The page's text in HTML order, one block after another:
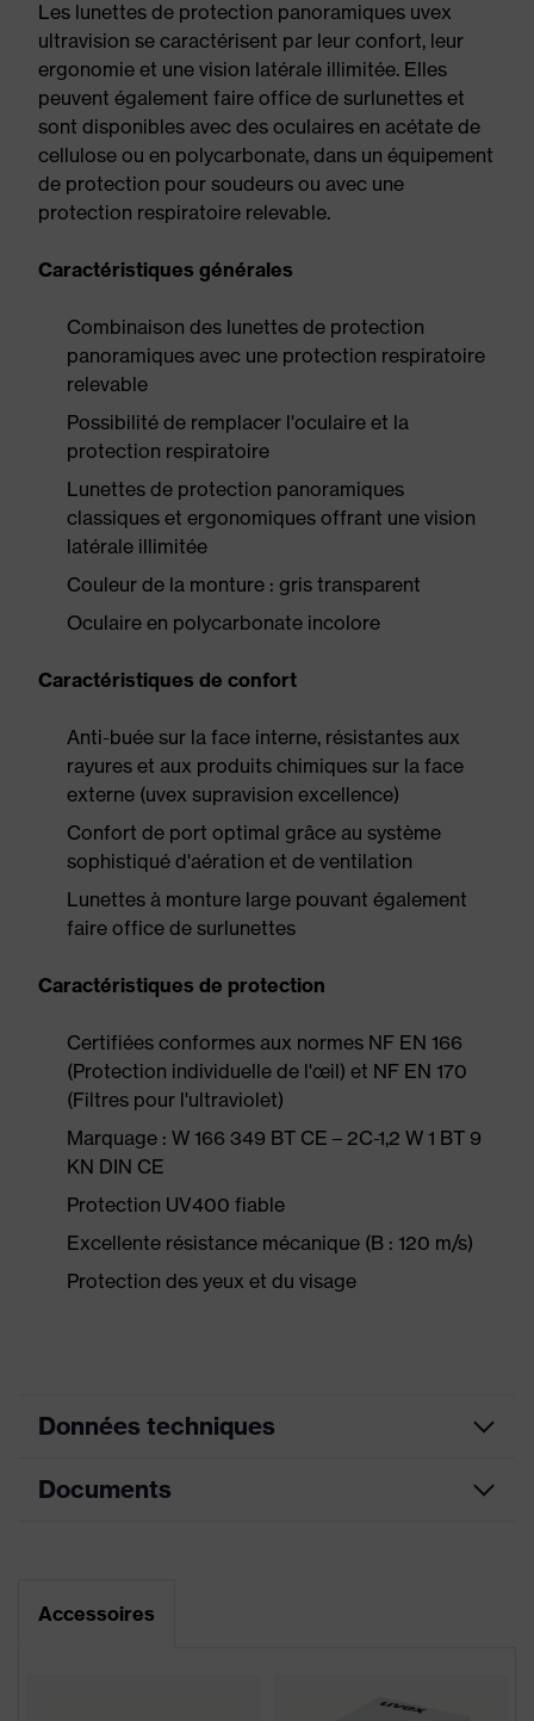
Les lunettes de protection panoramiques uvex
ultravision se caractérisent par leur confort, leur
ergonomie et une vision latérale illimitée. Elles
peuvent également faire office de surlunettes et
sont disponibles avec des oculaires en acétate de
cellulose ou en polycarbonate, dans un équipement
de protection pour soudeurs ou avec une
protection respiratoire relevable.
Caractéristiques générales
Combinaison des lunettes de protection
panoramiques avec une protection respiratoire
relevable
Possibilité de remplacer l'oculaire et la
protection respiratoire
Lunettes de protection panoramiques
classiques et ergonomiques offrant une vision
latérale illimitée
Couleur de la monture : gris transparent
Oculaire en polycarbonate incolore
Caractéristiques de confort
Anti-buée sur la face interne, résistantes aux
rayures et aux produits chimiques sur la face
externe (uvex supravision excellence)
Confort de port optimal grâce au système
sophistiqué d'aération et de ventilation
Lunettes à monture large pouvant également
faire office de surlunettes
Caractéristiques de protection
Certifiées conformes aux normes NF EN 166
(Protection individuelle de l'œil) et NF EN 170
(Filtres pour l'ultraviolet)
Marquage : W 166 349 BT CE – 2C-1,2 W 1 BT 9
KN DIN CE
Protection UV400 fiable
Excellente résistance mécanique (B : 120 m/s)
Protection des yeux et du visage
Données techniques
couleur de
Équipement
Documents
Accessoires